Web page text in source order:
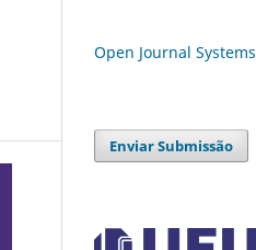
Open Journal Systems
Enviar Submissão